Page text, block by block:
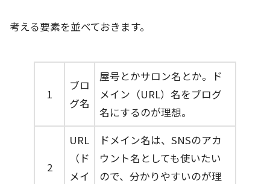
考える要素を並べておきます。
1
ブロ
グ名
屋号とかサロン名とか。ド
メイン（URL）名をブログ
名にするのが理想。
2
URL
（ド
メイ
ドメイン名は、SNSのアカ
ウント名としても使いたい
ので、分かりやすいのが理